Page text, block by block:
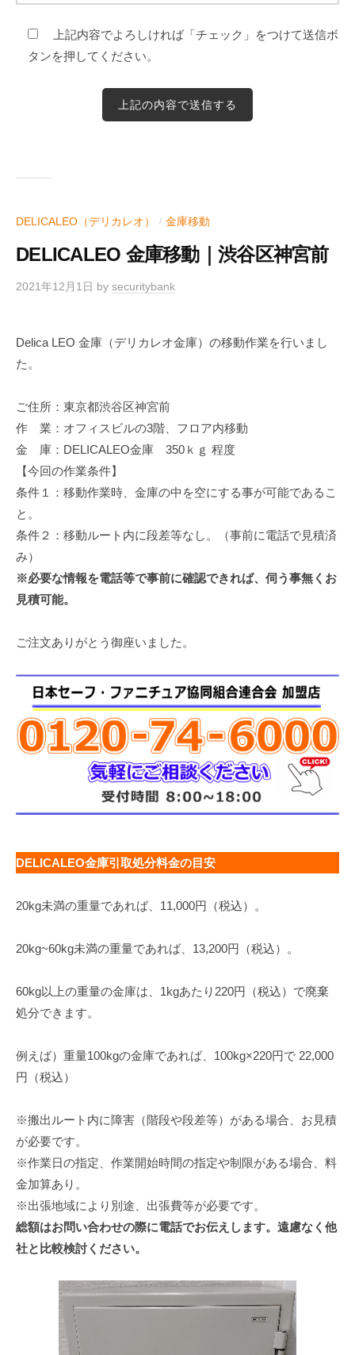
上記内容でよろしければ「チェック」をつけて送信ボ
タンを押してください。
DELICALEO（デリカレオ） / 金庫移動
DELICALEO 金庫移動｜渋谷区神宮前
2021年12月1日 by securitybank
Delica LEO 金庫（デリカレオ金庫）の移動作業を行いまし
た。
ご住所：東京都渋谷区神宮前
作 業：オフィスビルの3階、フロア内移動
金 庫：DELICALEO金庫 350ｋｇ 程度
【今回の作業条件】
条件１：移動作業時、金庫の中を空にする事が可能であるこ
と。
条件２：移動ルート内に段差等なし。（事前に電話で見積済
み）
※必要な情報を電話等で事前に確認できれば、伺う事無くお
見積可能。
ご注文ありがとう御座いました。
DELICALEO金庫引取処分料金の目安
20kg未満の重量であれば、11,000円（税込）。
20kg~60kg未満の重量であれば、13,200円（税込）。
60kg以上の重量の金庫は、1kgあたり220円（税込）で廃棄
処分できます。
例えば）重量100kgの金庫であれば、100kg×220円で 22,000
円（税込）
※搬出ルート内に障害（階段や段差等）がある場合、お見積
が必要です。
※作業日の指定、作業開始時間の指定や制限がある場合、料
金加算あり。
※出張地域により別途、出張費等が必要です。
総額はお問い合わせの際に電話でお伝えします。遠慮なく他
社と比較検討ください。